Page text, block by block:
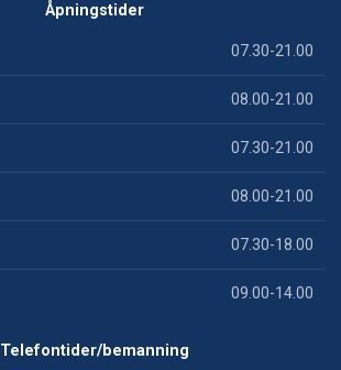
Åpningstider
07.30-21.00
08.00-21.00
07.30-21.00
08.00-21.00
07.30-18.00
09.00-14.00
Telefontider/bemanning